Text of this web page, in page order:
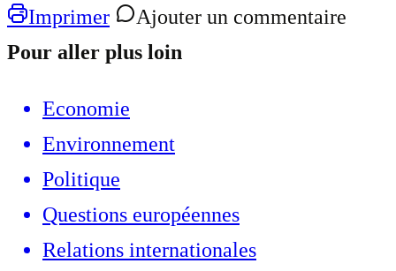
Imprimer
Ajouter un commentaire
Pour aller plus loin
Economie
Environnement
Politique
Questions européennes
Relations internationales